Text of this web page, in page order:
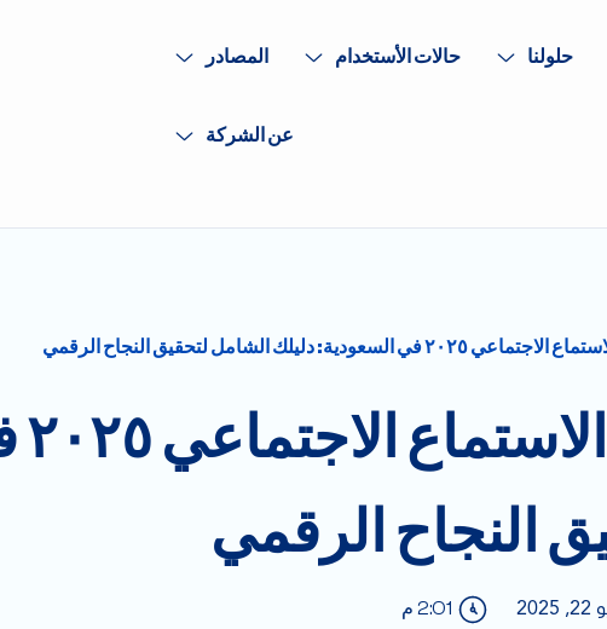
حلولنا حالات الأستخدام المصادر
عن الشركة
السعودية: دليلك الشامل لتحقيق النجاح الرقمي
النجاح الرقمي
2:01 م